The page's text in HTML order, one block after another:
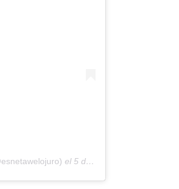
el 5 de Feb de 2020 a las 9:40 PST